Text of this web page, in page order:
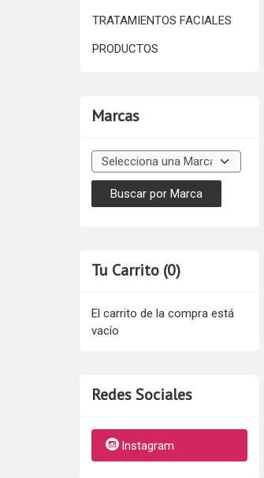
TRATAMIENTOS FACIALES
PRODUCTOS
Marcas
Tu Carrito (0)
El carrito de la compra está
vacío
Redes Sociales
Instagram